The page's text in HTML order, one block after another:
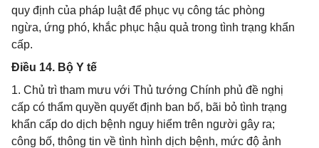
quy định của pháp luật để phục vụ công tác phòng
ngừa, ứng phó, khắc phục hậu quả trong tình trạng khẩn
cấp.
Điều 14. Bộ Y tế
1. Chủ trì tham mưu với Thủ tướng Chính phủ đề nghị
cấp có thẩm quyền quyết định ban bố, bãi bỏ tình trạng
khẩn cấp do dịch bệnh nguy hiểm trên người gây ra;
công bố, thông tin về tình hình dịch bệnh, mức độ ảnh